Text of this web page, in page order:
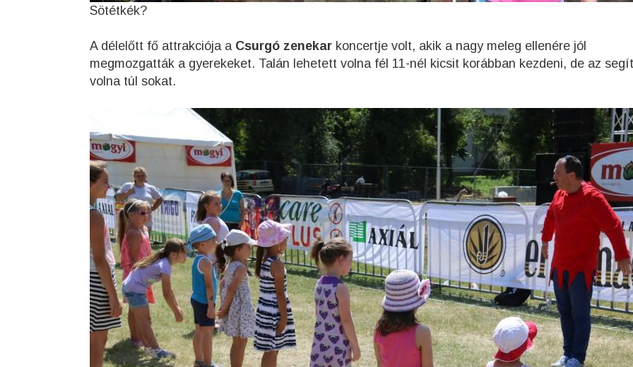
Sötétkék?
A délelőtt fő attrakciója a Csurgó zenekar koncertje volt, akik a nagy meleg ellenére jól
megmozgatták a gyerekeket. Talán lehetett volna fél 11-nél kicsit korábban kezdeni, de az
volna túl sokat.